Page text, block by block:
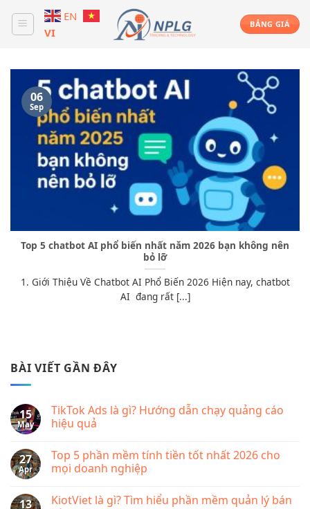
EN
VI
BẢNG GIÁ
Top 5 chatbot AI phổ biến nhất năm 2026 bạn không nên
bỏ lỡ
1. Giới Thiệu Về Chatbot AI Phổ Biến 2026 Hiện nay, chatbot
AI đang rất [...]
06
Sep
BÀI VIẾT GẦN ĐÂY
15
May
TikTok Ads là gì? Hướng dẫn chạy quảng cáo
hiệu quả
on
TikTok
Ads
Hướng
27
Apr
Top 5 phần mềm tính tiền tốt nhất 2026 cho
mọi doanh nghiệp
on
13
KiotViet là gì? Tìm hiểu phần mềm quản lý bán